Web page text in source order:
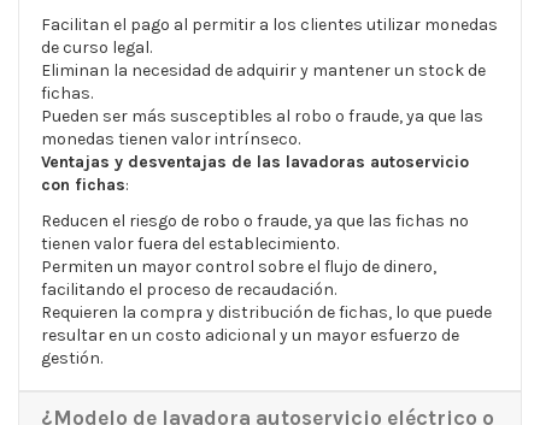
Facilitan el pago al permitir a los clientes utilizar monedas
de curso legal.
Eliminan la necesidad de adquirir y mantener un stock de
fichas.
Pueden ser más susceptibles al robo o fraude, ya que las
monedas tienen valor intrínseco.
Ventajas y desventajas de las lavadoras autoservicio
con fichas:
Reducen el riesgo de robo o fraude, ya que las fichas no
tienen valor fuera del establecimiento.
Permiten un mayor control sobre el flujo de dinero,
facilitando el proceso de recaudación.
Requieren la compra y distribución de fichas, lo que puede
resultar en un costo adicional y un mayor esfuerzo de
gestión.
¿Modelo de lavadora autoservicio eléctrico o